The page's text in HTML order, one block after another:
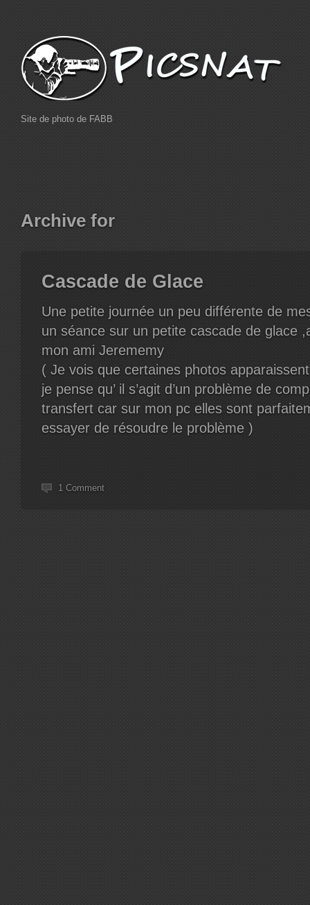
Site de photo de FABB
Archive for
Cascade de Glace
Une petite journée un peu différente de
un séance sur un petite cascade de glace
mon ami Jerememy
( Je vois que certaines photos
je pense qu’ il s’agit d’un problème de
transfert car sur mon pc elles sont
essayer de résoudre le problème )
1 Comment